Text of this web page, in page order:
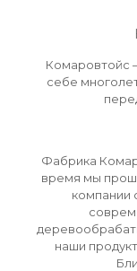
Комаровтойс
себе
Фабрика
время мы
компании
наши